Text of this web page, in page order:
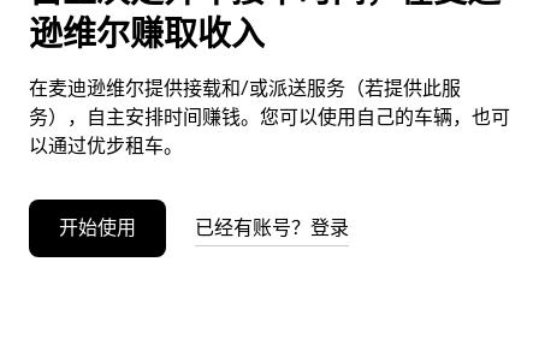
历。
逊维尔赚取收入
在麦迪逊维尔提供接载和/或派送服务（若提供此服
务），自主安排时间赚钱。您可以使用自己的车辆，也可
以通过优步租车。
开始使用 已经有账号？登录